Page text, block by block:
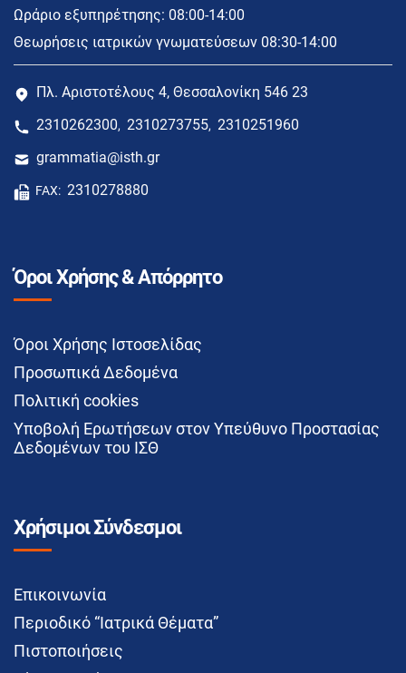
Ωράριο εξυπηρέτησης: 08:00-14:00
Θεωρήσεις ιατρικών γνωματεύσεων 08:30-14:00
Πλ. Αριστοτέλους 4, Θεσσαλονίκη 546 23
2310262300, 2310273755, 2310251960
grammatia@isth.gr
FAX: 2310278880
Όροι Χρήσης & Απόρρητο
Όροι Χρήσης Ιστοσελίδας
Προσωπικά Δεδομένα
Πολιτική cookies
Υποβολή Ερωτήσεων στον Υπεύθυνο Προστασίας
Δεδομένων του ΙΣΘ
Χρήσιμοι Σύνδεσμοι
Επικοινωνία
Περιοδικό “Ιατρικά Θέματα”
Πιστοποιήσεις